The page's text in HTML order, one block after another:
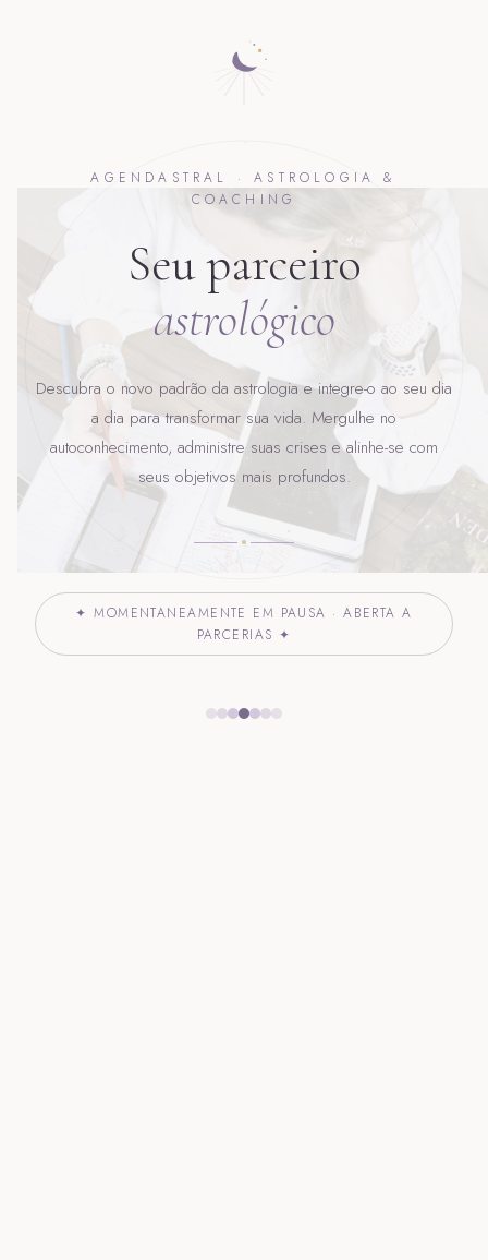
AGENDASTRAL · ASTROLOGIA &
COACHING
Seu parceiro
astrológico
Descubra o novo padrão da astrologia e integre-o ao seu dia
a dia para transformar sua vida. Mergulhe no
autoconhecimento, administre suas crises e alinhe-se com
seus objetivos mais profundos.
✦ MOMENTANEAMENTE EM PAUSA · ABERTA A
PARCERIAS ✦